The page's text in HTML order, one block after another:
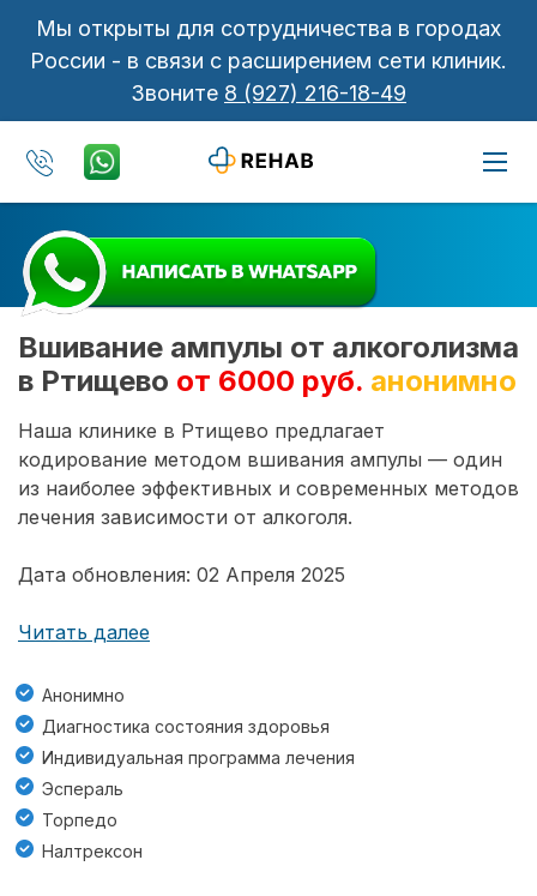
Мы открыты для сотрудничества в городах
России - в связи с расширением сети клиник.
Звоните 8 (927) 216-18-49
Вшивание ампулы от алкоголизма
в Ртищево от 6000 руб. анонимно
Наша клинике в Ртищево предлагает
кодирование методом вшивания ампулы — один
из наиболее эффективных и современных методов
лечения зависимости от алкоголя.
Дата обновления: 02 Апреля 2025
Читать далее
Анонимно
Диагностика состояния здоровья
Индивидуальная программа лечения
Эспераль
Торпедо
Налтрексон